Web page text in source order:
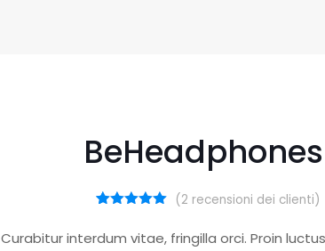
BeHeadphones
5.00
su 5
su base
(2 recensioni dei clienti)
Curabitur interdum vitae, fringilla orci. Proin